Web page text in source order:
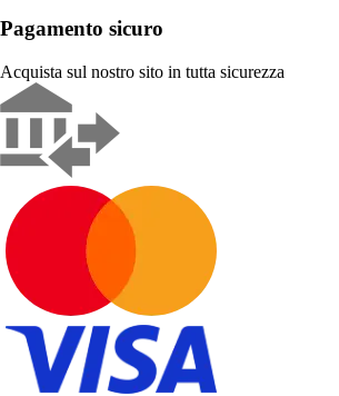
Pagamento sicuro
Acquista sul nostro sito in tutta sicurezza